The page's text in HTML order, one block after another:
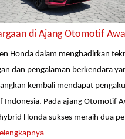
di Ajang Otomotif
Honda dalam menghadirkan
dan pengalaman berkendara
kembali mendapat
Indonesia. Pada ajang Otomotif
Honda sukses meraih dua